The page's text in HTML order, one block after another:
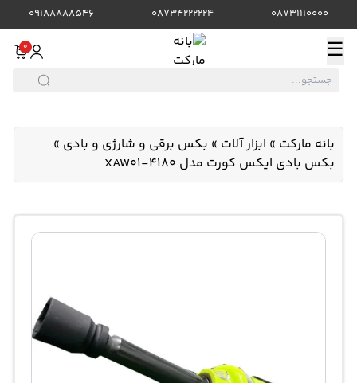
08731110000
08734222224
09188888546
☰
0
بانه مارکت » ابزار آلات » بکس برقی و شارژی و بادی »
بکس بادی ایکس کورت مدل XAW01-4180